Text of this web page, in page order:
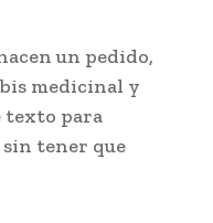
un pedido,
medicinal y
texto para
tener que